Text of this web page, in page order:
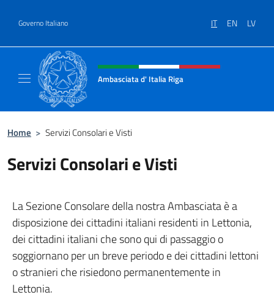
Governo Italiano IT EN LV
Intestazione sito, social e menù
Ambasciata d' Italia Riga
Home > Servizi Consolari e Visti
Servizi Consolari e Visti
La Sezione Consolare della nostra Ambasciata è a
disposizione dei cittadini italiani residenti in Lettonia,
dei cittadini italiani che sono qui di passaggio o
soggiornano per un breve periodo e dei cittadini lettoni
o stranieri che risiedono permanentemente in
Lettonia.